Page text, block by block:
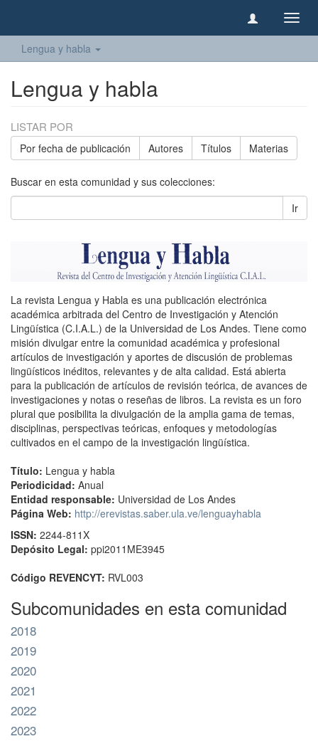
Lengua y habla
Lengua y habla
LISTAR POR
Por fecha de publicación Autores Títulos Materias
Buscar en esta comunidad y sus colecciones:
Ir
La revista Lengua y Habla es una publicación electrónica
académica arbitrada del Centro de Investigación y Atención
Lingüística (C.I.A.L.) de la Universidad de Los Andes. Tiene como
misión divulgar entre la comunidad académica y profesional
artículos de investigación y aportes de discusión de problemas
lingüísticos inéditos, relevantes y de alta calidad. Está abierta
para la publicación de artículos de revisión teórica, de avances de
investigaciones y notas o reseñas de libros. La revista es un foro
plural que posibilita la divulgación de la amplia gama de temas,
disciplinas, perspectivas teóricas, enfoques y metodologías
cultivados en el campo de la investigación lingüística.
Título: Lengua y habla
Periodicidad: Anual
Entidad responsable: Universidad de Los Andes
Página Web: http://erevistas.saber.ula.ve/lenguayhabla
ISSN: 2244-811X
Depósito Legal: ppi2011ME3945
Código REVENCYT: RVL003
Subcomunidades en esta comunidad
2018
2019
2020
2021
2022
2023